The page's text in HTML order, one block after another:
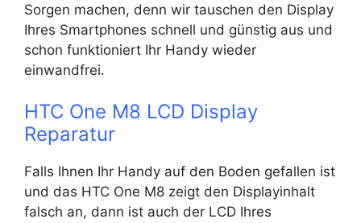
Sorgen machen, denn wir tauschen den Display
Ihres Smartphones schnell und günstig aus und
schon funktioniert Ihr Handy wieder
einwandfrei.
HTC One M8 LCD Display
Reparatur
Falls Ihnen Ihr Handy auf den Boden gefallen ist
und das HTC One M8 zeigt den Displayinhalt
falsch an, dann ist auch der LCD Ihres